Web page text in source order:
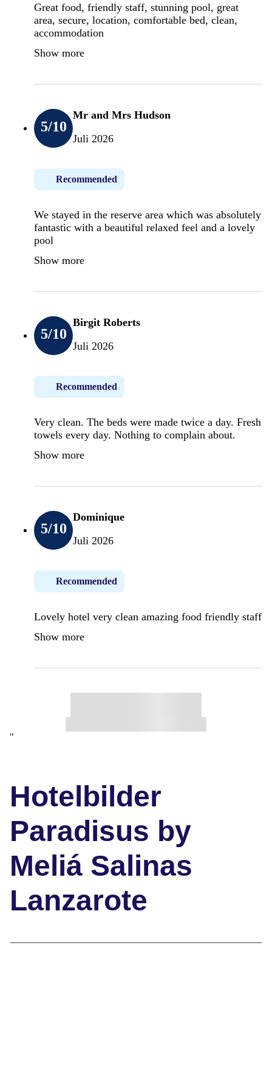
Great food, friendly staff, stunning pool, great
area, secure, location, comfortable bed, clean,
accommodation
Show more
5/10
Mr and Mrs Hudson
Juli 2026
Recommended
We stayed in the reserve area which was absolutely
fantastic with a beautiful relaxed feel and a lovely
pool
Show more
5/10
Birgit Roberts
Juli 2026
Recommended
Very clean. The beds were made twice a day. Fresh
towels every day. Nothing to complain about.
Show more
5/10
Dominique
Juli 2026
Recommended
Lovely hotel very clean amazing food friendly staff
Show more
"
Hotelbilder
Paradisus by
Meliá Salinas
Lanzarote